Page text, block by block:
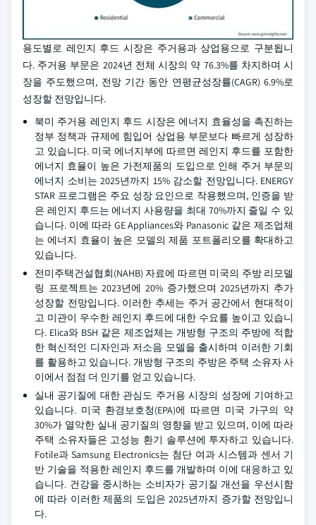
용도별로 레인지 후드 시장은 주거용과 상업용으로 구분됩니
다. 주거용 부문은 2024년 전체 시장의 약 76.3%를 차지하며 시
장을 주도했으며, 전망 기간 동안 연평균성장률(CAGR) 6.9%로
성장할 전망입니다.
북미 주거용 레인지 후드 시장은 에너지 효율성을 촉진하는
정부 정책과 규제에 힘입어 상업용 부문보다 빠르게 성장하
고 있습니다. 미국 에너지부에 따르면 레인지 후드를 포함한
에너지 효율이 높은 가전제품의 도입으로 인해 주거 부문의
에너지 소비는 2025년까지 15% 감소할 전망입니다. ENERGY
STAR 프로그램은 주요 성장 요인으로 작용했으며, 인증을 받
은 레인지 후드는 에너지 사용량을 최대 70%까지 줄일 수 있
습니다. 이에 따라 GE Appliances와 Panasonic 같은 제조업체
는 에너지 효율이 높은 모델의 제품 포트폴리오를 확대하고
있습니다.
전미주택건설협회(NAHB) 자료에 따르면 미국의 주방 리모델
링 프로젝트는 2023년에 20% 증가했으며 2025년까지 추가
성장할 전망입니다. 이러한 추세는 주거 공간에서 현대적이
고 미관이 우수한 레인지 후드에 대한 수요를 높이고 있습니
다. Elica와 BSH 같은 제조업체는 개방형 구조의 주방에 적합
한 혁신적인 디자인과 저소음 모델을 출시하며 이러한 기회
를 활용하고 있습니다. 개방형 구조의 주방은 주택 소유자 사
이에서 점점 더 인기를 얻고 있습니다.
실내 공기질에 대한 관심도 주거용 시장의 성장에 기여하고
있습니다. 미국 환경보호청(EPA)에 따르면 미국 가구의 약
30%가 열악한 실내 공기질의 영향을 받고 있으며, 이에 따라
주택 소유자들은 고성능 환기 솔루션에 투자하고 있습니다.
Fotile과 Samsung Electronics는 첨단 여과 시스템과 센서 기
반 기술을 적용한 레인지 후드를 개발하며 이에 대응하고 있
습니다. 건강을 중시하는 소비자가 공기질 개선을 우선시함
에 따라 이러한 제품의 도입은 2025년까지 증가할 전망입니
다.